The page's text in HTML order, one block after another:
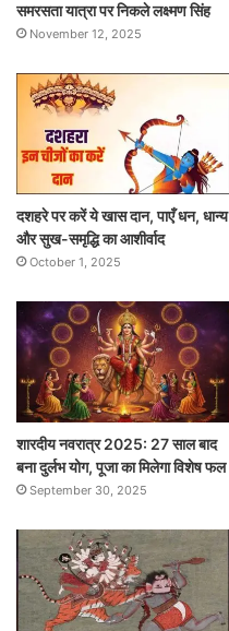
समरसता यात्रा पर निकले लक्ष्मण सिंह
November 12, 2025
दशहरे पर करें ये खास दान, पाएँ धन, धान्य
और सुख-समृद्धि का आशीर्वाद
October 1, 2025
शारदीय नवरात्र 2025: 27 साल बाद
बना दुर्लभ योग, पूजा का मिलेगा विशेष फल
September 30, 2025